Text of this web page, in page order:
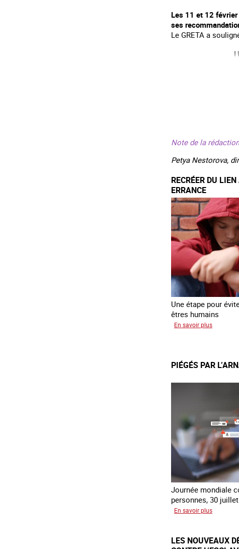
Les 11 et 12
ses
Le GRETA a
Note de la
Petya Nestorova,
RECRÉER DU
ERRANCE
Une étape pour
êtres humains
En savoir plus
avec
jeunes
PIÉGÉS PAR
Journée mondiale
personnes, 30
En savoir plus
l’arnaque
LES NOUVEAUX